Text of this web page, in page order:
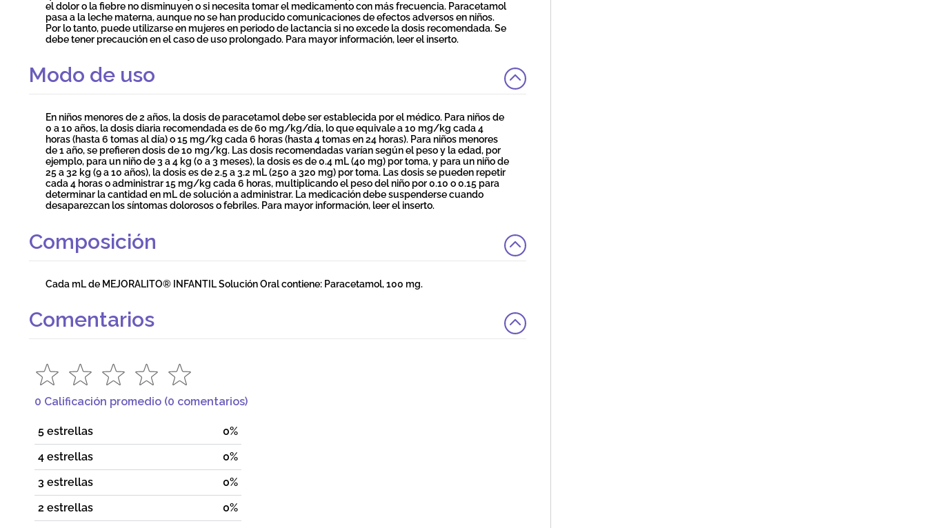
el dolor o la fiebre no disminuyen o si necesita tomar el medicamento con más frecuencia. Paracetamol
pasa a la leche materna, aunque no se han producido comunicaciones de efectos adversos en niños.
Por lo tanto, puede utilizarse en mujeres en periodo de lactancia si no excede la dosis recomendada. Se
debe tener precaución en el caso de uso prolongado. Para mayor información, leer el inserto.
Modo de uso
En niños menores de 2 años, la dosis de paracetamol debe ser establecida por el médico. Para niños de
0 a 10 años, la dosis diaria recomendada es de 60 mg/kg/día, lo que equivale a 10 mg/kg cada 4
horas (hasta 6 tomas al día) o 15 mg/kg cada 6 horas (hasta 4 tomas en 24 horas). Para niños menores
de 1 año, se prefieren dosis de 10 mg/kg. Las dosis recomendadas varían según el peso y la edad, por
ejemplo, para un niño de 3 a 4 kg (0 a 3 meses), la dosis es de 0.4 mL (40 mg) por toma, y para un niño de
25 a 32 kg (9 a 10 años), la dosis es de 2.5 a 3.2 mL (250 a 320 mg) por toma. Las dosis se pueden repetir
cada 4 horas o administrar 15 mg/kg cada 6 horas, multiplicando el peso del niño por 0.10 o 0.15 para
determinar la cantidad en mL de solución a administrar. La medicación debe suspenderse cuando
desaparezcan los síntomas dolorosos o febriles. Para mayor información, leer el inserto.
Composición
Cada mL de MEJORALITO® INFANTIL Solución Oral contiene: Paracetamol, 100 mg.
Comentarios
0 Calificación promedio (0 comentarios)
5 estrellas
0%
4 estrellas
0%
3 estrellas
0%
2 estrellas
0%